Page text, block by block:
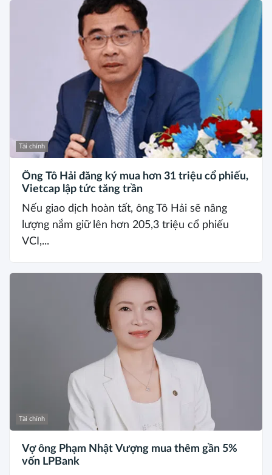
Tài chính
Ông Tô Hải đăng ký mua hơn 31 triệu cổ phiếu,
Vietcap lập tức tăng trần
Nếu giao dịch hoàn tất, ông Tô Hải sẽ nâng
lượng nắm giữ lên hơn 205,3 triệu cổ phiếu
VCI,...
Tài chính
Vợ ông Phạm Nhật Vượng mua thêm gần 5%
vốn LPBank